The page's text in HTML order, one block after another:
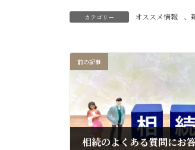
カテゴリー オススメ情報 、
前の記事
相続のよくある質問にお